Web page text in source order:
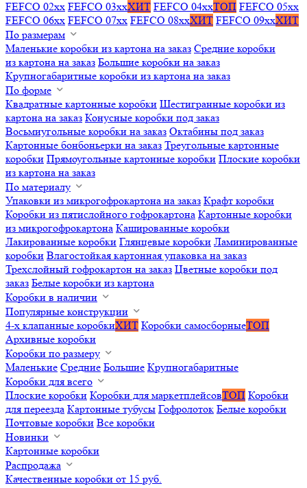
FEFCO 02xx FEFCO 03xxХИТ FEFCO 04xxТОП FEFCO 05xx
FEFCO 06xx FEFCO 07xx FEFCO 08xxХИТ FEFCO 09xxХИТ
По размерам
Маленькие коробки из картона на заказ Средние коробки
из картона на заказ Большие коробки на заказ
Крупногабаритные коробки из картона на заказ
По форме
Квадратные картонные коробки Шестигранные коробки из
картона на заказ Конусные коробки под заказ
Восьмиугольные коробки на заказ Октабины под заказ
Картонные бонбоньерки на заказ Треугольные картонные
коробки Прямоугольные картонные коробки Плоские коробки
из картона на заказ
По материалу
Упаковки из микрогофрокартона на заказ Крафт коробки
Коробки из пятислойного гофрокартона Картонные коробки
из микрогофрокартона Кашированные коробки
Лакированные коробки Глянцевые коробки Ламинированные
коробки Влагостойкая картонная упаковка на заказ
Трехслойный гофрокартон на заказ Цветные коробки под
заказ Белые коробки из картона
Коробки в наличии
Популярные конструкции
4-х клапанные коробкиХИТ Коробки самосборныеТОП
Архивные коробки
Коробки по размеру
Маленькие Средние Большие Крупногабаритные
Коробки для всего
Плоские коробки Коробки для маркетплейсовТОП Коробки
для переезда Картонные тубусы Гофролоток Белые коробки
Почтовые коробки Все коробки
Новинки
Картонные коробки
Распродажа
Качественные коробки от 15 руб.